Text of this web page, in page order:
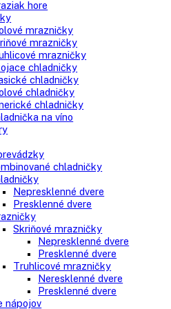
In stock
kombinované chladničky
chladničky
mrazničky
chladničky na víno
americké chladničky
spotrebiče
Side chladničky
chladničky
mraziak dole
mraziak hore
Stolové mrazničky
Skriňové mrazničky
mrazničky